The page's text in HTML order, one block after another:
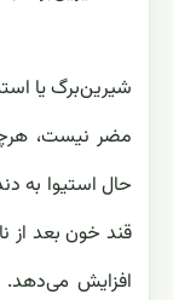
شیرین‌برگ یا
مضر نیست،
حال استیوا به
قند خون بعد از
افزایش می‌دهد.